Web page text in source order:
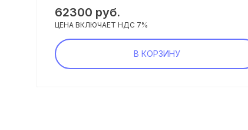
62300 руб.
ЦЕНА ВКЛЮЧАЕТ НДС 7%
В КОРЗИНУ